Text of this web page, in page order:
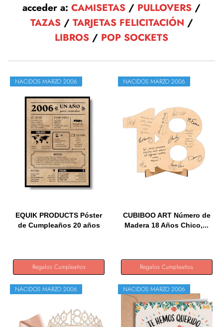
acceder a: CAMISETAS / PULLOVERS /
TAZAS/ TARJETAS FELICITACIÓN /
LIBROS / POP SOCKETS
NACIDOS MARZO 2006
EQUIK PRODUCTS Póster
de Cumpleaños 20 años
Regalos Cumpleaños
NACIDOS MARZO 2006
CUBIBOO ART Número de
Madera 18 Años Chico,...
Regalos Cumpleaños
NACIDOS MARZO 2006 NACIDOS MARZO 2006